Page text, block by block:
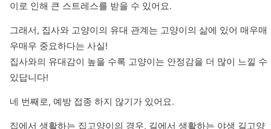
이로 인해 큰 스트레스를 받을 수 있어요.
그래서, 집사와 고양이의 유대 관계는 고양이의 삶에 있어 매우매
우매우 중요하다는 사실!
집사와의 유대감이 높을 수록 고양이는 안정감을 더 많이 느낄 수
있답니다!
네 번째로, 예방 접종 하지 않기가 있어요.
집에서 생활하는 집고양이의 경우, 길에서 생활하는 야생 길고양